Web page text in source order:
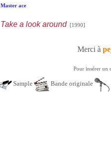
Master ace
Take a look around[1990]
Merci à
Pour insérer un
Sample Bande originale